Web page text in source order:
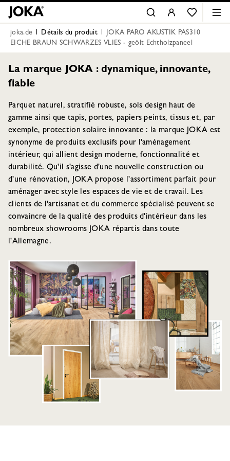
joka.de Détails du produit
JOKA PARO AKUSTIK PAS310
EICHE BRAUN SCHWARZES VLIES - geölt Echtholzpaneel
La marque JOKA : dynamique, innovante,
fiable
Parquet naturel, stratifié robuste, sols design haut de
gamme ainsi que tapis, portes, papiers peints, tissus et, par
exemple, protection solaire innovante : la marque JOKA est
synonyme de produits exclusifs pour l'aménagement
intérieur, qui allient design moderne, fonctionnalité et
durabilité. Qu'il s'agisse d'une nouvelle construction ou
d'une rénovation, JOKA propose l'assortiment parfait pour
aménager avec style les espaces de vie et de travail. Les
clients de l'artisanat et du commerce spécialisé peuvent se
convaincre de la qualité des produits d'intérieur dans les
nombreux showrooms JOKA répartis dans toute
l'Allemagne.